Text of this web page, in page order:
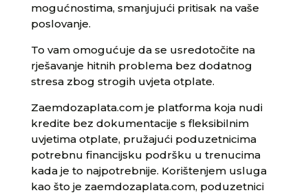
mogućnostima, smanjujući pritisak na vaše
poslovanje.
To vam omogućuje da se usredotočite na
rješavanje hitnih problema bez dodatnog
stresa zbog strogih uvjeta otplate.
Zaemdozaplata.com je platforma koja nudi
kredite bez dokumentacije s fleksibilnim
uvjetima otplate, pružajući poduzetnicima
potrebnu financijsku podršku u trenucima
kada je to najpotrebnije. Korištenjem usluga
kao što je zaemdozaplata.com, poduzetnici